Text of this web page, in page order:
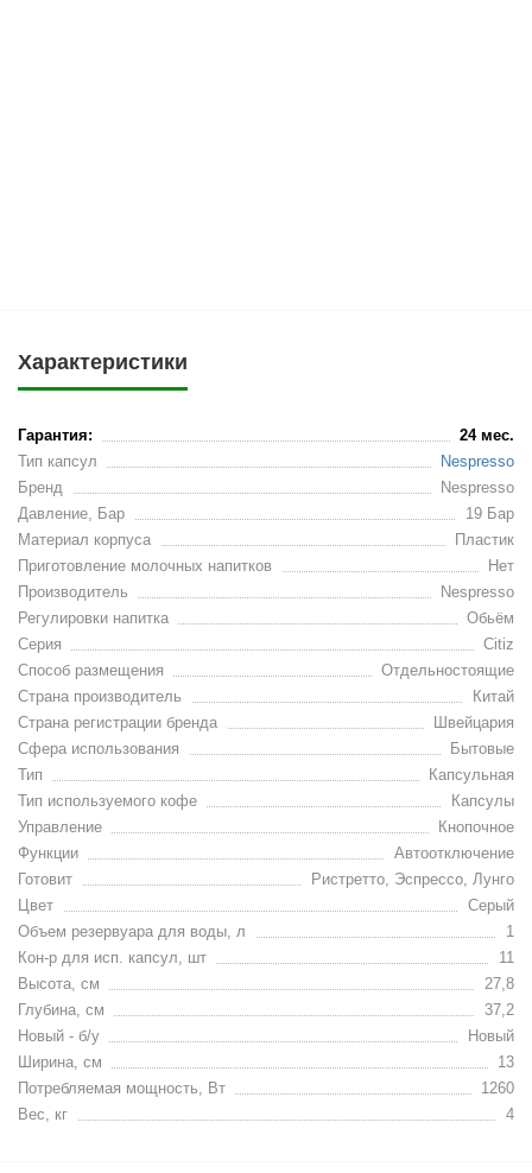
Характеристики
Гарантия:
24 мес.
Тип капсул
Nespresso
Бренд
Nespresso
Давление, Бар
19 Бар
Материал корпуса
Пластик
Приготовление молочных напитков
Нет
Производитель
Nespresso
Регулировки напитка
Обьём
Серия
Citiz
Способ размещения
Отдельностоящие
Страна производитель
Китай
Страна регистрации бренда
Швейцария
Сфера использования
Бытовые
Тип
Капсульная
Тип используемого кофе
Капсулы
Управление
Кнопочное
Функции
Автоотключение
Готовит
Ристретто, Эспрессо, Лунго
Цвет
Серый
Объем резервуара для воды, л
1
Кон-р для исп. капсул, шт
11
Высота, см
27,8
Глубина, см
37,2
Новый - б/у
Новый
Ширина, см
13
Потребляемая мощность, Вт
1260
Вес, кг
4